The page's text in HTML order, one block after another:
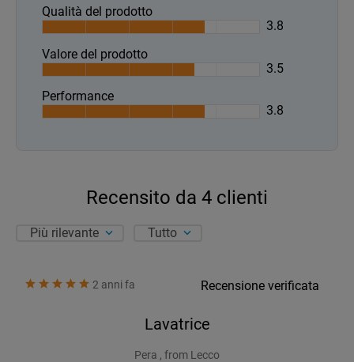
Qualità del prodotto
3.8
Valore del prodotto
3.5
Performance
3.8
Recensito da 4 clienti
Più rilevante Tutto
2 anni fa Recensione verificata
Lavatrice
Pera , from Lecco